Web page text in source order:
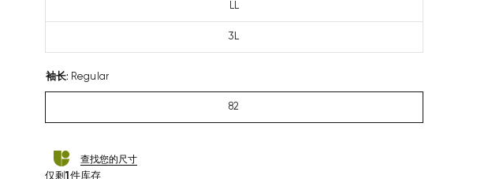
LL
3L
袖长: Regular
82
查找您的尺寸
仅剩1 件库存